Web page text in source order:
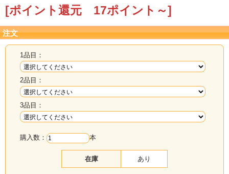
[ポイント還元 17ポイント～]
注文
1品目：
2品目：
3品目：
購入数： 本
在庫 あり